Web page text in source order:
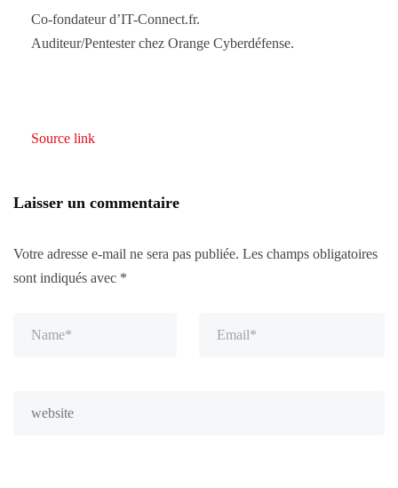
Co-fondateur d’IT-Connect.fr.
Auditeur/Pentester chez Orange Cyberdéfense.
Source link
Laisser un commentaire
Votre adresse e-mail ne sera pas publiée. Les champs obligatoires
sont indiqués avec *